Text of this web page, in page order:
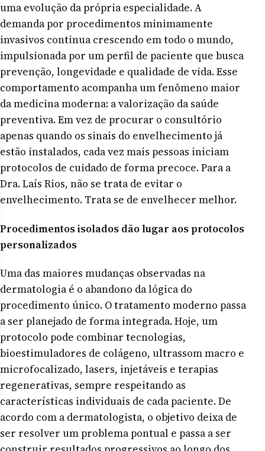
uma evolução da própria especialidade. A
demanda por procedimentos minimamente
invasivos continua crescendo em todo o mundo,
impulsionada por um perfil de paciente que busca
prevenção, longevidade e qualidade de vida. Esse
comportamento acompanha um fenômeno maior
da medicina moderna: a valorização da saúde
preventiva. Em vez de procurar o consultório
apenas quando os sinais do envelhecimento já
estão instalados, cada vez mais pessoas iniciam
protocolos de cuidado de forma precoce. Para a
Dra. Laís Rios, não se trata de evitar o
envelhecimento. Trata se de envelhecer melhor.
Procedimentos isolados dão lugar aos protocolos
personalizados
Uma das maiores mudanças observadas na
dermatologia é o abandono da lógica do
procedimento único. O tratamento moderno passa
a ser planejado de forma integrada. Hoje, um
protocolo pode combinar tecnologias,
bioestimuladores de colágeno, ultrassom macro e
microfocalizado, lasers, injetáveis e terapias
regenerativas, sempre respeitando as
características individuais de cada paciente. De
acordo com a dermatologista, o objetivo deixa de
ser resolver um problema pontual e passa a ser